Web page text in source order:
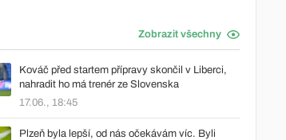
Zobrazit všechny
Kováč před startem přípravy skončil v Liberci,
nahradit ho má trenér ze Slovenska
17.06., 18:45
Plzeň byla lepší, od nás očekávám víc. Byli